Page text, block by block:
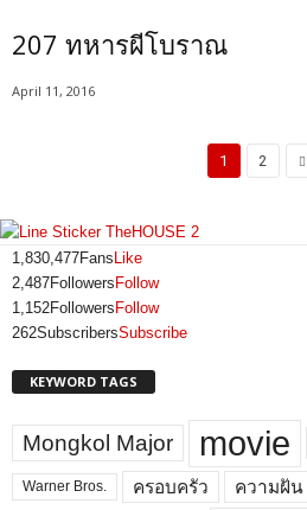
207 ทหารผีโบราณ
April 11, 2016
1 2
1,830,477Fans Like
2,487Followers Follow
1,152Followers Follow
262SubscribersSubscribe
KEYWORD TAGS
Mongkol Major movie
Warner Bros. ครอบครัว ความฝัน